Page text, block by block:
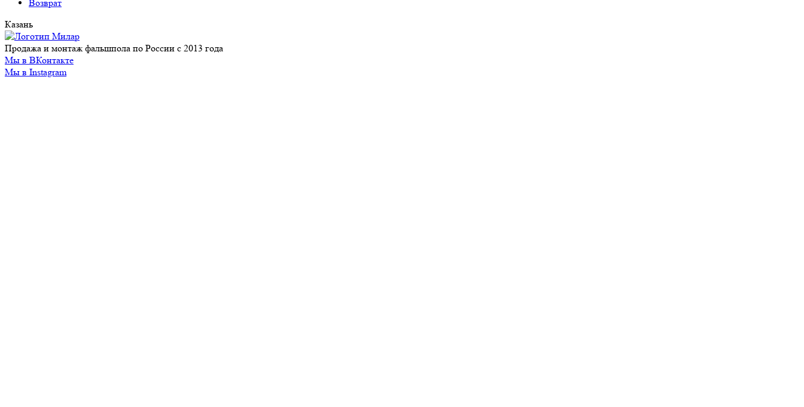
Возврат
Казань
Продажа и монтаж фальшпола по России с 2013 года
Мы в ВКонтакте
Мы в Instagram